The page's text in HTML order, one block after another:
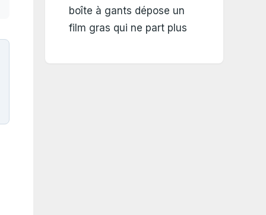
boîte à gants dépose un
film gras qui ne part plus